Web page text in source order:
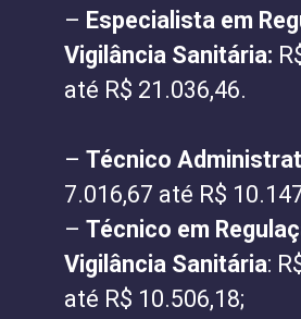
– Especialista em
Vigilância Sanitária:
até R$ 21.036,46.
– Técnico
7.016,67 até R$
– Técnico em
Vigilância Sanitária:
até R$ 10.506,18;